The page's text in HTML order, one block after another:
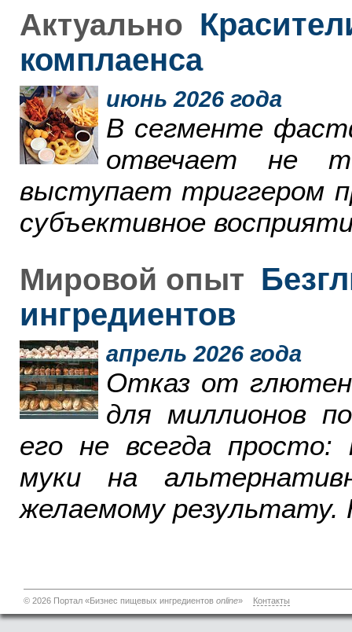
Актуально
комплаенса
июнь 2026 года
В сегменте
отвечает не
выступает триггером
субъективное
Мировой опыт
ингредиентов
апрель 2026 года
Отказ от
для миллионов
его не всегда просто:
муки на
желаемому результату.
© 2026 Портал «Бизнес пищевых ингредиентов online» Контакты